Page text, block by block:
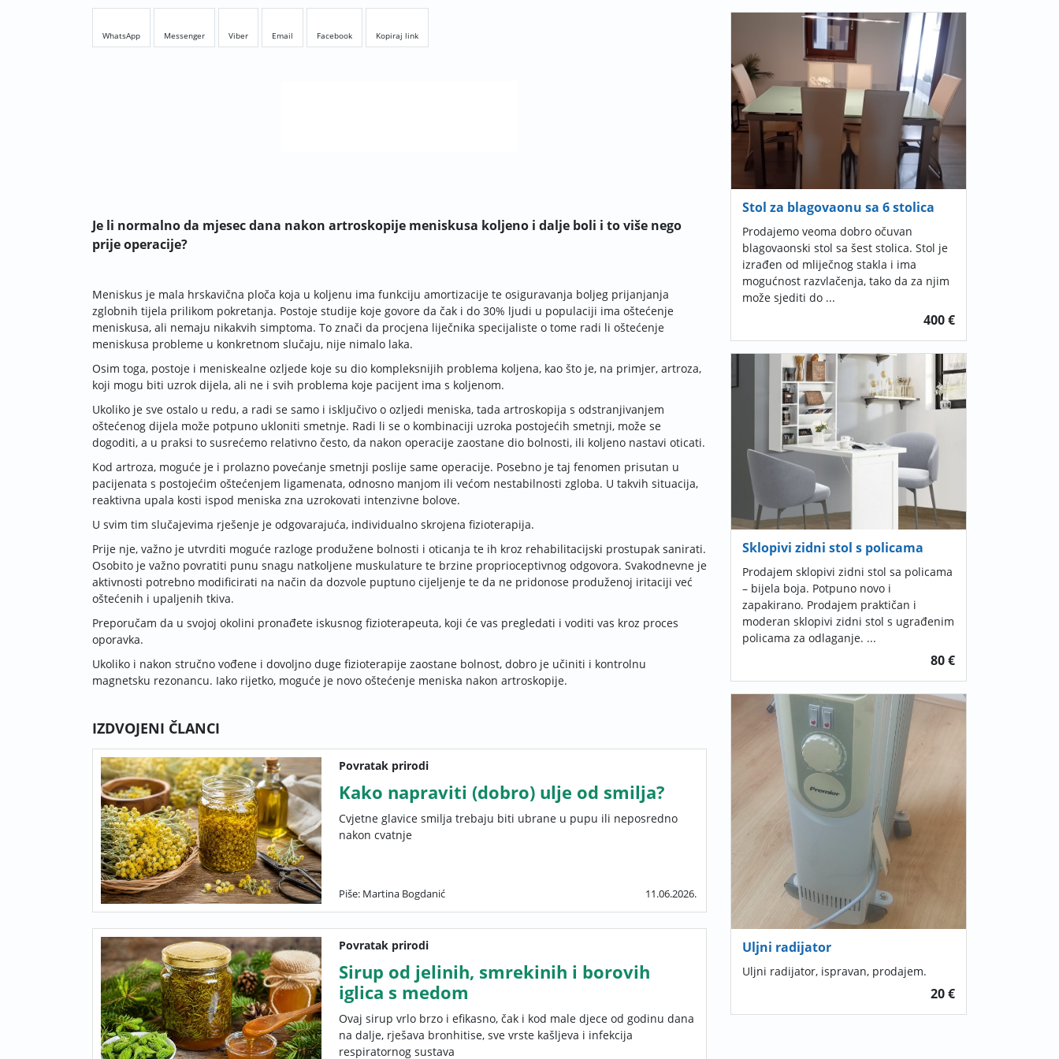
WhatsApp Messenger Viber Email Facebook Kopiraj link
Je li normalno da mjesec dana nakon artroskopije meniskusa koljeno i dalje boli i to više nego
prije operacije?
Meniskus je mala hrskavična ploča koja u koljenu ima funkciju amortizacije te osiguravanja boljeg prijanjanja
zglobnih tijela prilikom pokretanja. Postoje studije koje govore da čak i do 30% ljudi u populaciji ima oštećenje
meniskusa, ali nemaju nikakvih simptoma. To znači da procjena liječnika specijaliste o tome radi li oštećenje
meniskusa probleme u konkretnom slučaju, nije nimalo laka.
Osim toga, postoje i meniskealne ozljede koje su dio kompleksnijih problema koljena, kao što je, na primjer, artroza,
koji mogu biti uzrok dijela, ali ne i svih problema koje pacijent ima s koljenom.
Ukoliko je sve ostalo u redu, a radi se samo i isključivo o ozljedi meniska, tada artroskopija s odstranjivanjem
oštećenog dijela može potpuno ukloniti smetnje. Radi li se o kombinaciji uzroka postojećih smetnji, može se
dogoditi, a u praksi to susrećemo relativno često, da nakon operacije zaostane dio bolnosti, ili koljeno nastavi oticati.
Kod artroza, moguće je i prolazno povećanje smetnji poslije same operacije. Posebno je taj fenomen prisutan u
pacijenata s postojećim oštećenjem ligamenata, odnosno manjom ili većom nestabilnosti zgloba. U takvih situacija,
reaktivna upala kosti ispod meniska zna uzrokovati intenzivne bolove.
U svim tim slučajevima rješenje je odgovarajuća, individualno skrojena fizioterapija.
Prije nje, važno je utvrditi moguće razloge produžene bolnosti i oticanja te ih kroz rehabilitacijski prostupak sanirati.
Osobito je važno povratiti punu snagu natkoljene muskulature te brzine proprioceptivnog odgovora. Svakodnevne je
aktivnosti potrebno modificirati na način da dozvole puptuno cijeljenje te da ne pridonose produženoj iritaciji već
oštećenih i upaljenih tkiva.
Preporučam da u svojoj okolini pronađete iskusnog fizioterapeuta, koji će vas pregledati i voditi vas kroz proces
oporavka.
Ukoliko i nakon stručno vođene i dovoljno duge fizioterapije zaostane bolnost, dobro je učiniti i kontrolnu
magnetsku rezonancu. Iako rijetko, moguće je novo oštećenje meniska nakon artroskopije.
IZDVOJENI ČLANCI
Povratak prirodi
Kako napraviti (dobro) ulje od smilja?
Cvjetne glavice smilja trebaju biti ubrane u pupu ili neposredno
nakon cvatnje
Piše: Martina Bogdanić 11.06.2026.
Povratak prirodi
Sirup od jelinih, smrekinih i borovih
iglica s medom
Ovaj sirup vrlo brzo i efikasno, čak i kod male djece od godinu dana
na dalje, rješava bronhitise, sve vrste kašljeva i infekcija
respiratornog sustava
Stol za blagovaonu sa 6 stolica
Prodajemo veoma dobro očuvan
blagovaonski stol sa šest stolica. Stol je
izrađen od mliječnog stakla i ima
mogućnost razvlačenja, tako da za njim
može sjediti do ...
400 €
Sklopivi zidni stol s policama
Prodajem sklopivi zidni stol sa policama
– bijela boja. Potpuno novo i
zapakirano. Prodajem praktičan i
moderan sklopivi zidni stol s ugrađenim
policama za odlaganje. ...
80 €
Uljni radijator
Uljni radijator, ispravan, prodajem.
20 €